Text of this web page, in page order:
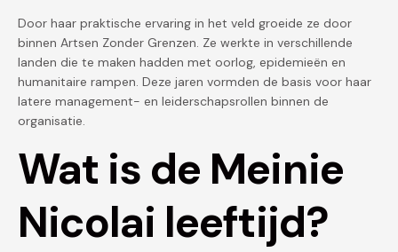
Door haar praktische ervaring in het veld groeide ze door
binnen Artsen Zonder Grenzen. Ze werkte in verschillende
landen die te maken hadden met oorlog, epidemieën en
humanitaire rampen. Deze jaren vormden de basis voor haar
latere management- en leiderschapsrollen binnen de
organisatie.
Wat is de Meinie
Nicolai leeftijd?